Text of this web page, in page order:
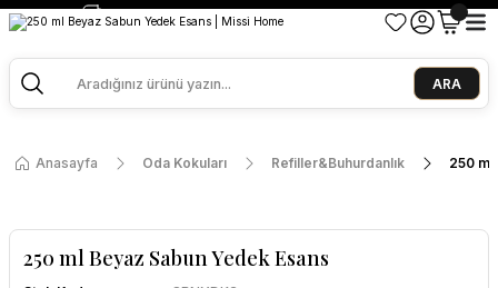
2500 TL ve Üzeri Alışverişlerde Kargo Bedava!
ARA
Anasayfa Oda Kokuları Refiller&Buhurdanlık 250 ml
250 ml Beyaz Sabun Yedek Esans